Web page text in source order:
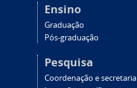
Ensino
Graduação
Pós-graduação
Pesquisa
Coordenação e secretaria